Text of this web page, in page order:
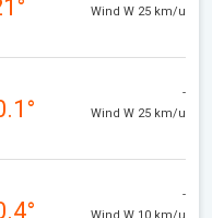
Wind W 25 km/u
-
Wind W 25 km/u
-
Wind W 10 km/u